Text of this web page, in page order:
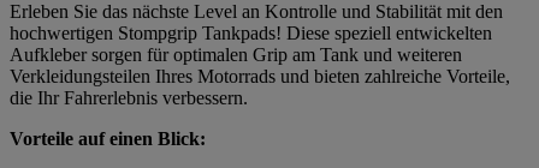
Erleben Sie das nächste Level an Kontrolle und Stabilität mit den
hochwertigen Stompgrip Tankpads! Diese speziell entwickelten
Aufkleber sorgen für optimalen Grip am Tank und weiteren
Verkleidungsteilen Ihres Motorrads und bieten zahlreiche Vorteile,
die Ihr Fahrerlebnis verbessern.
Vorteile auf einen Blick: